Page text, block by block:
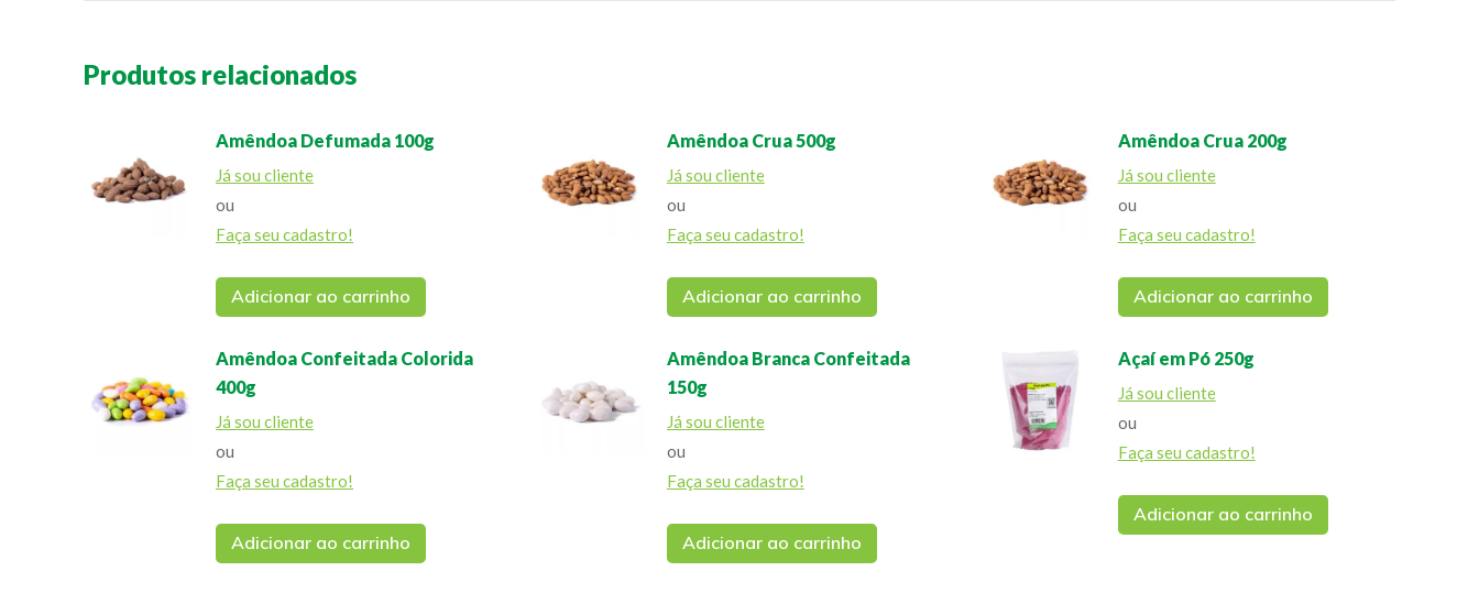
Produtos relacionados
Amêndoa Defumada 100g
Já sou cliente
ou
Faça seu cadastro!
Adicionar ao carrinho
Amêndoa Crua 500g
Já sou cliente
ou
Faça seu cadastro!
Adicionar ao carrinho
Amêndoa Crua 200g
Já sou cliente
ou
Faça seu cadastro!
Adicionar ao carrinho
Amêndoa Confeitada Colorida
400g
Já sou cliente
ou
Faça seu cadastro!
Adicionar ao carrinho
Amêndoa Branca Confeitada
150g
Já sou cliente
ou
Faça seu cadastro!
Adicionar ao carrinho
Açaí em Pó 250g
Já sou cliente
ou
Faça seu cadastro!
Adicionar ao carrinho